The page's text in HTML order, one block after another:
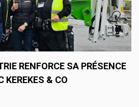
RENFORCE SA PRÉSENCE
KEREKES & CO